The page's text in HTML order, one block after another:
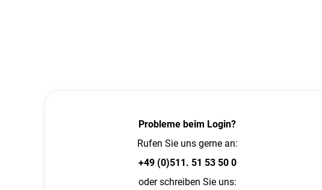
Probleme beim Login?
Rufen Sie uns gerne an:
+49 (0)511. 51 53 50 0
oder schreiben Sie uns: